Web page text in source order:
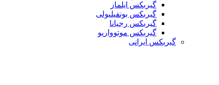
گیربکس ایلماز
گیربکس بونفیلیولی
گیربکس رجیانا
گیربکس موتوواریو
گیربکس ایرانی